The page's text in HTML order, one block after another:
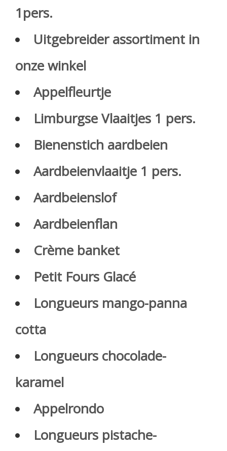
1pers.
Uitgebreider assortiment in
onze winkel
Appelfleurtje
Limburgse Vlaaitjes 1 pers.
Bienenstich aardbeien
Aardbeienvlaaitje 1 pers.
Aardbeienslof
Aardbeienflan
Crème banket
Petit Fours Glacé
Longueurs mango-panna
cotta
Longueurs chocolade-
karamel
Appelrondo
Longueurs pistache-